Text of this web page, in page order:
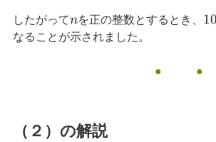
したがってn
nを正の整数とするとき、
なることが示されました。
● ●
（２）の解説